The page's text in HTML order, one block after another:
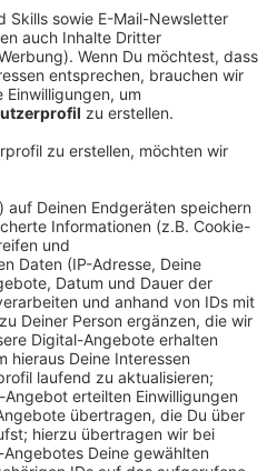
Woche ausgebrochen. Die
- Tribüne, Manege,
- sind verloren.
bis spätestens heute in
verlassen haben muss. Der
gibt einen kleinen
sich Lara Maatz von der
jemand kontaktiert, der ihnen
anbietet.
Zirkus, hofft auf
Beine zu kommen. Schöne:
groß.